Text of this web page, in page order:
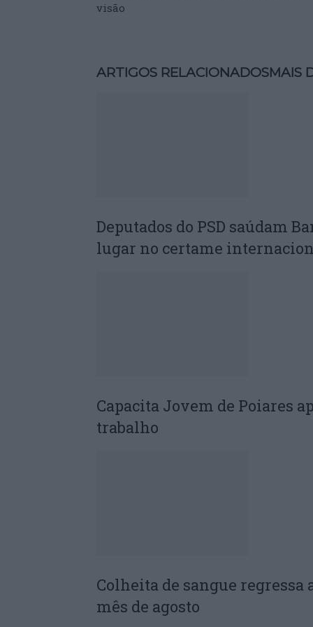
visão
ARTIGOS RELACIONADOSMAIS
Deputados do PSD saúdam
lugar no certame
Capacita Jovem de Poiares
trabalho
Colheita de sangue
mês de agosto